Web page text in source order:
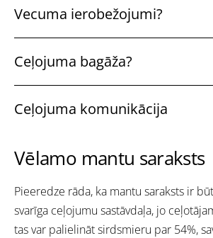
Vecuma ierobežojumi?
Ceļojuma bagāža?
Ceļojuma komunikācija
Vēlamo mantu saraksts
Pieeredze rāda, ka mantu saraksts ir
svarīga ceļojumu sastāvdaļa, jo
tas var palielināt sirdsmieru par 54%,